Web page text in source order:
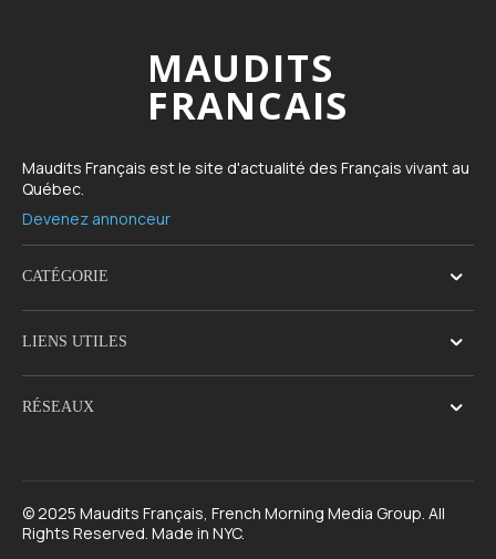
MAUDITS
FRANCAIS
Maudits Français est le site d'actualité des Français vivant au
Québec.
Devenez annonceur
CATÉGORIE
LIENS UTILES
RÉSEAUX
© 2025 Maudits Français, French Morning Media Group. All
Rights Reserved. Made in NYC.